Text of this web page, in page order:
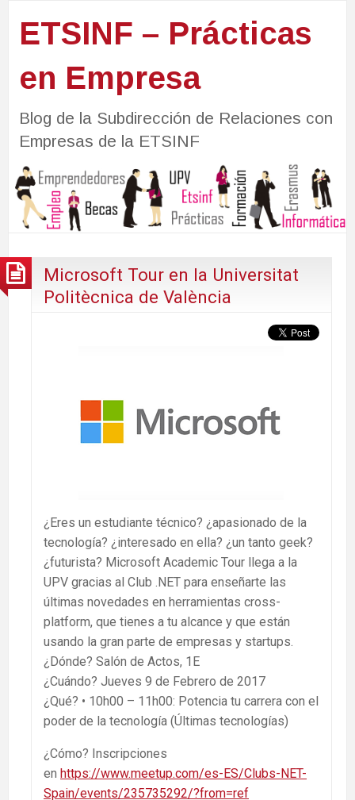
ETSINF – Prácticas
en Empresa
Blog de la Subdirección de Relaciones con
Empresas de la ETSINF
Microsoft Tour en la Universitat
Politècnica de València
¿Eres un estudiante técnico? ¿apasionado de la
tecnología? ¿interesado en ella? ¿un tanto geek?
¿futurista? Microsoft Academic Tour llega a la
UPV gracias al Club .NET para enseñarte las
últimas novedades en herramientas cross-
platform, que tienes a tu alcance y que están
usando la gran parte de empresas y startups.
¿Dónde? Salón de Actos, 1E
¿Cuándo? Jueves 9 de Febrero de 2017
¿Qué? • 10h00 – 11h00: Potencia tu carrera con el
poder de la tecnología (Últimas tecnologías)
¿Cómo? Inscripciones
en https://www.meetup.com/es-ES/Clubs-NET-
Spain/events/235735292/?from=ref